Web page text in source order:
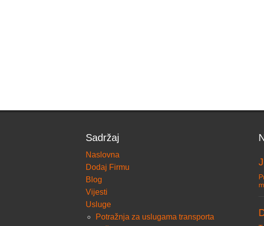
Sadržaj
Naslovna
Dodaj Firmu
Blog
Vijesti
Usluge
Potražnja za uslugama transporta